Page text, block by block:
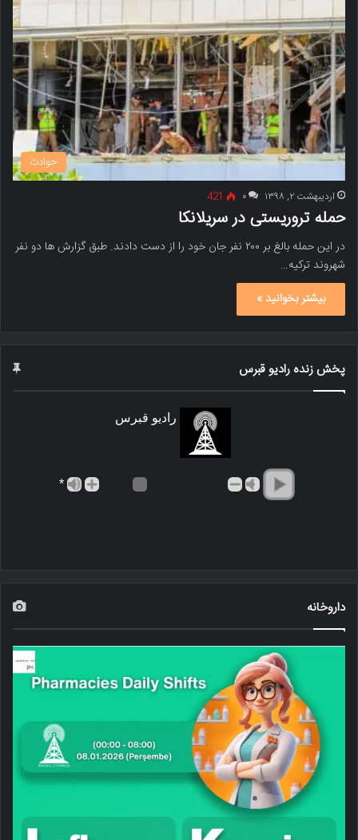
حوادث
اردیبهشت ۲, ۱۳۹۸ ۰ 421
حمله تروریستی در سریلانکا
در این حمله بالغ بر ۲۰۰ نفر جان خود را از دست دادند. طبق گزارش ها دو نفر
شهروند ترکیه…
بیشتر بخوانید »
پخش زنده رادیو قبرس
رادیو قبرس
*
داروخانه